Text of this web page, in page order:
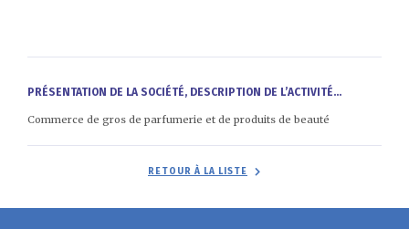
PRÉSENTATION DE LA SOCIÉTÉ, DESCRIPTION DE L’ACTIVITÉ...
Commerce de gros de parfumerie et de produits de beauté
RETOUR À LA LISTE